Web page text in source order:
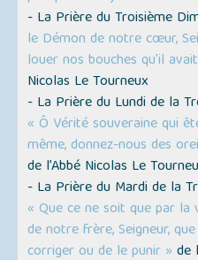
- La Prière du Troisième
le Démon de notre cœur,
louer nos bouches qu'il
Nicolas Le Tourneux
- La Prière du Lundi de la
« Ô Vérité souveraine qui
même, donnez-nous des
de l’Abbé Nicolas Le
- La Prière du Mardi de la
« Que ce ne soit que par
de notre frère, Seigneur,
corriger ou de le punir » de